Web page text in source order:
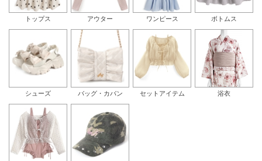
トップス アウター ワンピース ボトムス
シューズ バッグ・カバン セットアイテム 浴衣